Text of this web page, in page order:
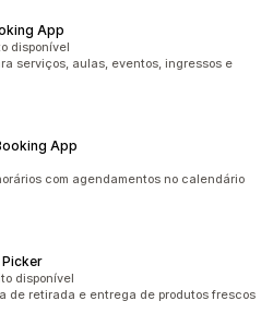
App
disponível
serviços, aulas, eventos, ingressos e
App
com agendamentos no calendário
disponível
de retirada e entrega de produtos frescos